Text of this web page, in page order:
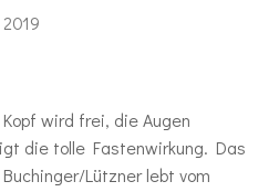
wird frei, die Augen
die tolle Fastenwirkung. Das
Lützner lebt vom